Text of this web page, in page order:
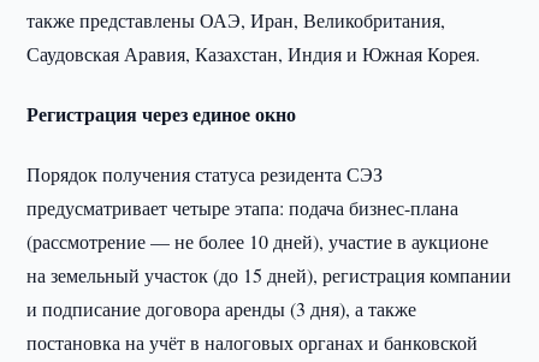
также представлены ОАЭ, Иран, Великобритания,
Саудовская Аравия, Казахстан, Индия и Южная Корея.
Регистрация через единое окно
Порядок получения статуса резидента СЭЗ
предусматривает четыре этапа: подача бизнес-плана
(рассмотрение — не более 10 дней), участие в аукционе
на земельный участок (до 15 дней), регистрация компании
и подписание договора аренды (3 дня), а также
постановка на учёт в налоговых органах и банковской